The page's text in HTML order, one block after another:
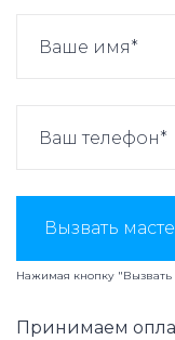
Вызвать
Нажимая кнопку "Вызвать
Принимаем